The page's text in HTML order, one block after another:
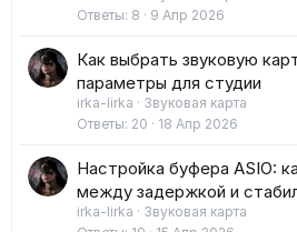
Ответы 8 9 Апр 2026
Как выбрать звуковую
параметры для студии
irka-lirka
Звуковая карта
Ответы 20 18 Апр 2026
Настройка буфера ASIO:
между задержкой и
irka-lirka
Звуковая карта